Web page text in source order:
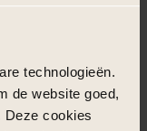
technologieën.
de website goed,
Deze cookies
persoonlijkheid of